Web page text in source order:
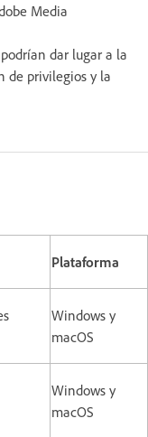
Media
dar lugar a la
de privilegios y la
Plataforma
Windows y
macOS
Windows y
macOS